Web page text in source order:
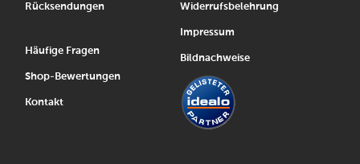
Rücksendungen
Häufige Fragen
Shop-Bewertungen
Kontakt
Widerrufsbelehrung
Impressum
Bildnachweise